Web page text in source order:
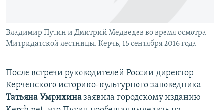
Владимир Путин и Дмитрий Медведев во время осмотра
Митридатской лестницы. Керчь, 15 сентября 2016 года
После встречи руководителей России директор
Керченского историко-культурного заповедника
Татьяна Умрихина заявила городскому изданию